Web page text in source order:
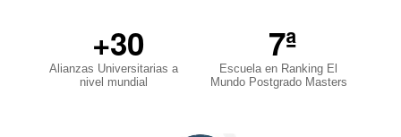
+30
Alianzas Universitarias a
nivel mundial
7ª
Escuela en Ranking El
Mundo Postgrado Masters